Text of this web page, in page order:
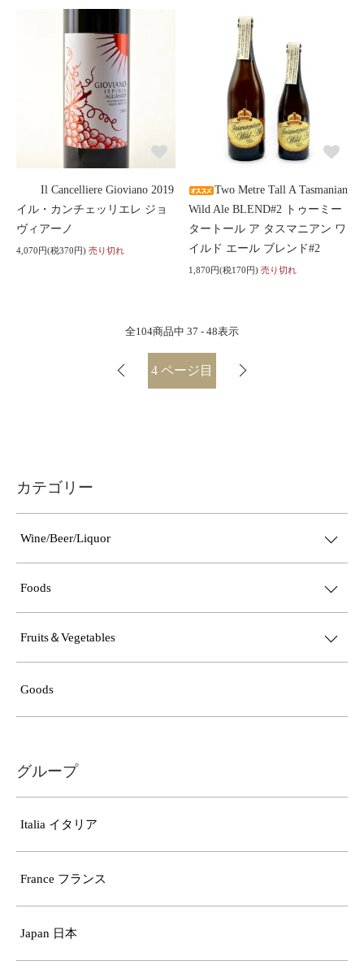
Il Cancelliere Gioviano 2019
イル・カンチェッリエレ ジョ
ヴィアーノ
4,070円(税370円) 売り切れ
Two Metre Tall A Tasmanian
Wild Ale BLEND#2 トゥーミー
タートール ア タスマニアン ワ
イルド エール ブレンド#2
1,870円(税170円) 売り切れ
全104商品中 37 - 48表示
4 ページ目
カテゴリー
Wine/Beer/Liquor
Foods
Fruits＆Vegetables
Goods
グループ
Italia イタリア
France フランス
Japan 日本